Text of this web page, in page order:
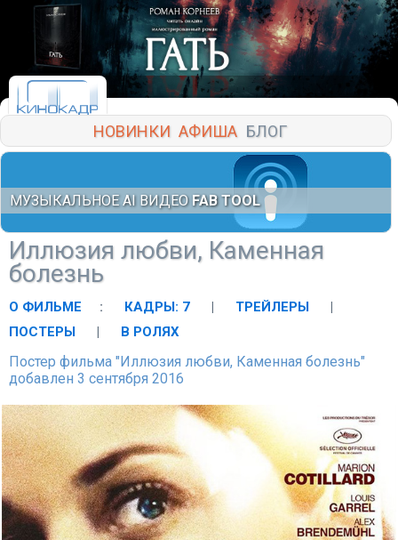
НОВИНКИ АФИША БЛОГ
МУЗЫКАЛЬНОЕ AI ВИДЕО FAB TOOL
Иллюзия любви, Каменная
болезнь
О ФИЛЬМЕ : КАДРЫ: 7 | ТРЕЙЛЕРЫ
|
ПОСТЕРЫ
| В РОЛЯХ
Постер фильма "Иллюзия любви, Каменная болезнь"
добавлен 3 сентября 2016